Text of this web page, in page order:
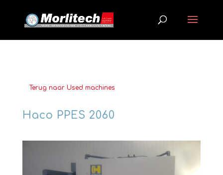
Terug naar Used machines
Haco PPES 2060